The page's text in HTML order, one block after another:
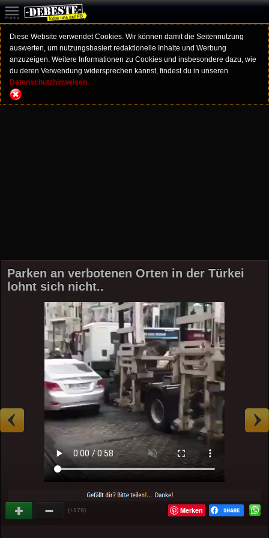
Diese Website verwendet Cookies. Wir können damit die Seitennutzung
auswerten, um nutzungsbasiert redaktionelle Inhalte und Werbung
anzuzeigen. Weitere Informationen zu Cookies und insbesondere dazu, wie
du deren Verwendung widersprechen kannst, findest du in unseren
Datenschutzhinweisen.
Parken an verbotenen Orten in der Türkei
lohnt sich nicht..
(+179) Merken